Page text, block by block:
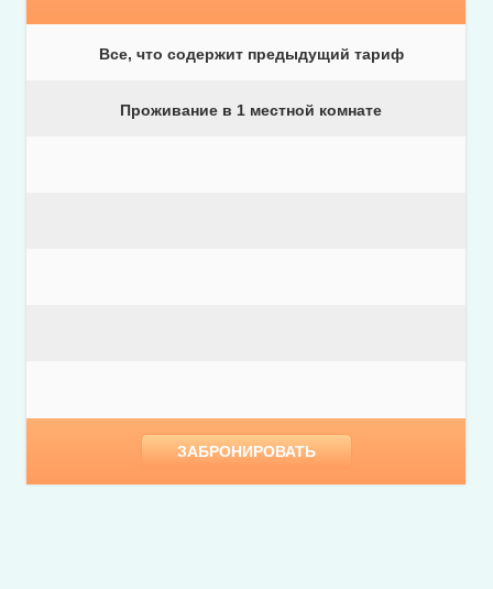
Все, что содержит предыдущий тариф
Проживание в 1 местной комнате
ЗАБРОНИРОВАТЬ